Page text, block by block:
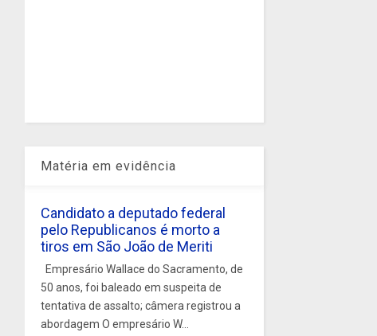
Matéria em evidência
Candidato a deputado federal
pelo Republicanos é morto a
tiros em São João de Meriti
Empresário Wallace do Sacramento, de
50 anos, foi baleado em suspeita de
tentativa de assalto; câmera registrou a
abordagem O empresário W...